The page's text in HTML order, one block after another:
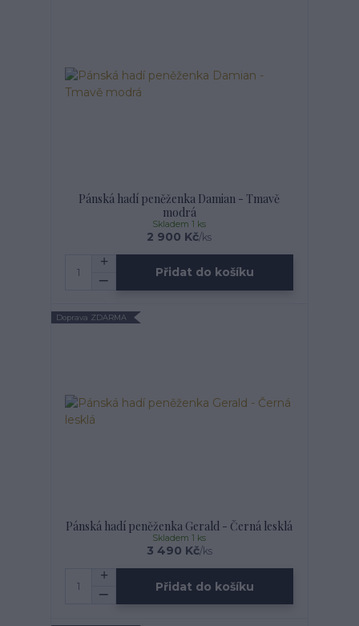
Pánská hadí peněženka Damian - Tmavě
modrá
2 900 Kč/ks
Skladem 1 ks
Přidat do košíku
Doprava ZDARMA
Pánská hadí peněženka Gerald - Černá lesklá
3 490 Kč/ks
Skladem 1 ks
Přidat do košíku